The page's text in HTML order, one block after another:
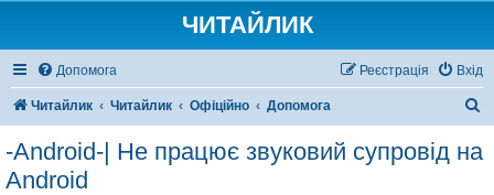
ЧИТАЙЛИК
Допомога Вхід
Реєстрація
Читайлик Читайлик Офіційно Допомога
ш
-Android-| Не працює звуковий супровід на
Android